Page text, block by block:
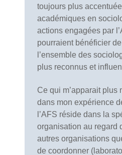
toujours plus
académiques en
actions engagées par
pourraient bénéficier
l’ensemble des
plus reconnus et
Ce qui m’apparait plus
dans mon expérience
l’AFS réside dans la
organisation au regard
autres organisations
de coordonner